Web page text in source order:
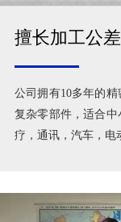
擅长加工公
公司拥有10多年的
复杂零部件，适合
疗，通讯，汽车，电